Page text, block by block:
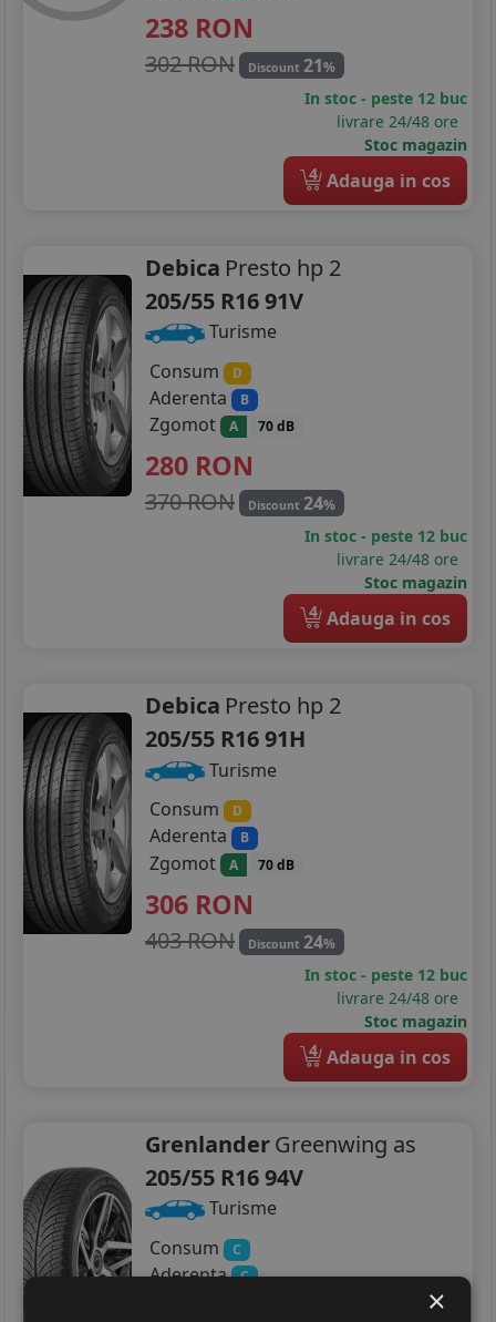
238 RON
302 RON Discount 21%
In stoc - peste 12 buc
livrare 24/48 ore
Stoc magazin
4 Adauga in cos
Debica Presto hp 2
205/55 R16 91V
Turisme
Consum
D
Aderenta B
Zgomot A 70 dB
280 RON
370 RON Discount 24%
In stoc - peste 12 buc
livrare 24/48 ore
Stoc magazin
4 Adauga in cos
Debica Presto hp 2
205/55 R16 91H
Turisme
Consum
D
Aderenta B
Zgomot A 70 dB
306 RON
403 RON Discount 24%
In stoc - peste 12 buc
livrare 24/48 ore
Stoc magazin
4 Adauga in cos
GrenlanderGreenwing as
205/55 R16 94V
Turisme
Consum
C
Aderenta C
×